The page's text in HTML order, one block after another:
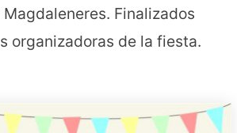
Finalizados
organizadoras de la fiesta.